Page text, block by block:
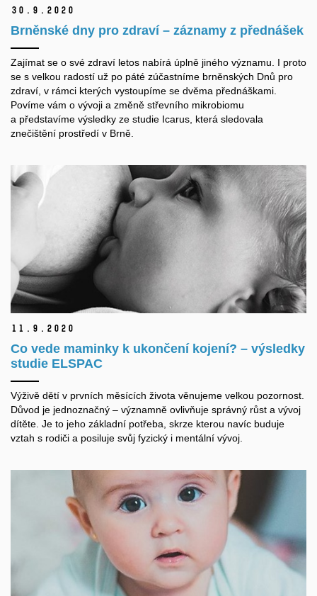
30. 9. 2020
Brněnské dny pro zdraví – záznamy z přednášek
Zajímat se o své zdraví letos nabírá úplně jiného významu. I proto
se s velkou radostí už po páté zúčastníme brněnských Dnů pro
zdraví, v rámci kterých vystoupíme se dvěma přednáškami.
Povíme vám o vývoji a změně střevního mikrobiomu
a představíme výsledky ze studie Icarus, která sledovala
znečištění prostředí v Brně.
11. 9. 2020
Co vede maminky k ukončení kojení? – výsledky
studie ELSPAC
Výživě dětí v prvních měsících života věnujeme velkou pozornost.
Důvod je jednoznačný – významně ovlivňuje správný růst a vývoj
dítěte. Je to jeho základní potřeba, skrze kterou navíc buduje
vztah s rodiči a posiluje svůj fyzický i mentální vývoj.